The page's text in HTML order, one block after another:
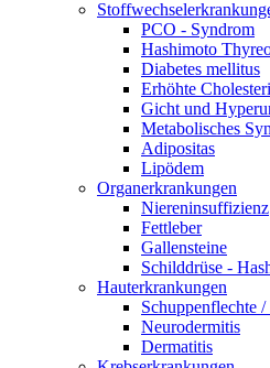
PCO - Syndrom
Hashimoto
Diabetes mellitus
Erhöhte
Gicht und
Metabolisches
Adipositas
Lipödem
Organerkrankungen
Niereninsuffizienz
Fettleber
Gallensteine
Schilddrüse -
Hauterkrankungen
Schuppenflechte /
Neurodermitis
Dermatitis